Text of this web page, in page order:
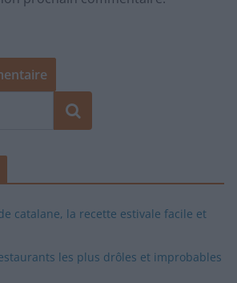
Rechercher
catalane, la recette estivale facile et
les plus drôles et improbables